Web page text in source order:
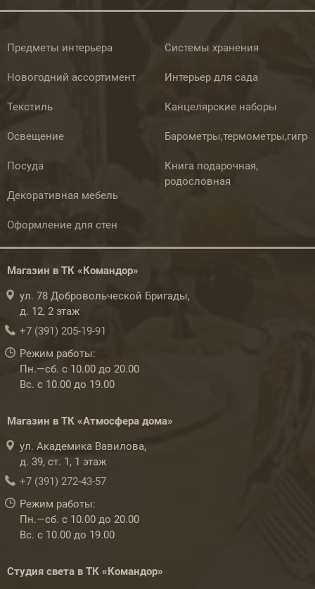
Предметы интерьера
Новогодний ассортимент
Текстиль
Освещение
Посуда
Декоративная мебель
Оформление для стен
Системы хранения
Интерьер для сада
Канцелярские наборы
Книга подарочная,
родословная
Магазин в ТК «Командор»
ул. 78 Добровольческой Бригады,
д. 12, 2 этаж
+7 (391) 205-19-91
Режим работы:
Пн.—сб. с 10.00 до 20.00
Вс. с 10.00 до 19.00
Магазин в ТК «Атмосфера дома»
ул. Академика Вавилова,
д. 39, ст. 1, 1 этаж
+7 (391) 272-43-57
Режим работы:
Пн.—сб. с 10.00 до 20.00
Вс. с 10.00 до 19.00
Студия света в ТК «Командор»